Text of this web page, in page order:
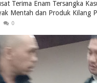
Terima Enam Tersangka
Mentah dan Produk Kilang
0